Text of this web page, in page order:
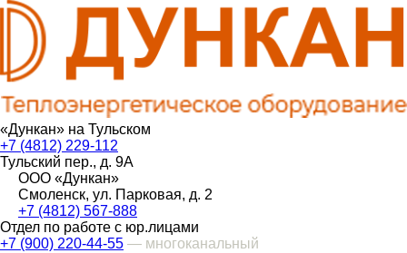
«Дункан» на Тульском
+7 (4812) 229-112
Тульский пер., д. 9А
ООО «Дункан»
Смоленск, ул. Парковая, д. 2
+7 (4812) 567-888
Отдел по работе с юр.лицами
+7 (900) 220-44-55 — многоканальный